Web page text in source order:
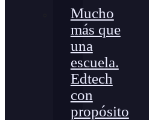
Mucho
más que
una
escuela.
Edtech
con
propósito